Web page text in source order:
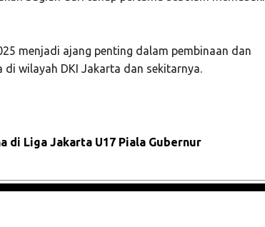
menjadi ajang penting dalam pembinaan dan
wilayah DKI Jakarta dan sekitarnya.
di Liga Jakarta U17 Piala Gubernur